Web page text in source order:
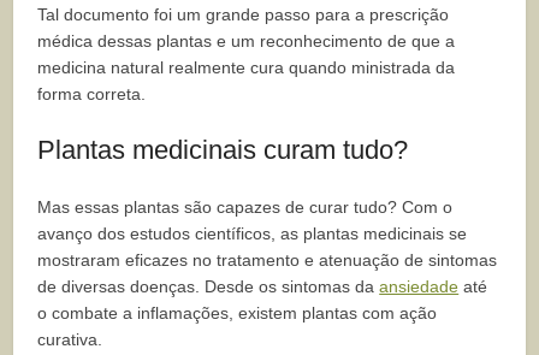
Tal documento foi um grande passo para a prescrição
médica dessas plantas e um reconhecimento de que a
medicina natural realmente cura quando ministrada da
forma correta.
Plantas medicinais curam tudo?
Mas essas plantas são capazes de curar tudo? Com o
avanço dos estudos científicos, as plantas medicinais se
mostraram eficazes no tratamento e atenuação de sintomas
de diversas doenças. Desde os sintomas daansiedade até
o combate a inflamações, existem plantas com ação
curativa.